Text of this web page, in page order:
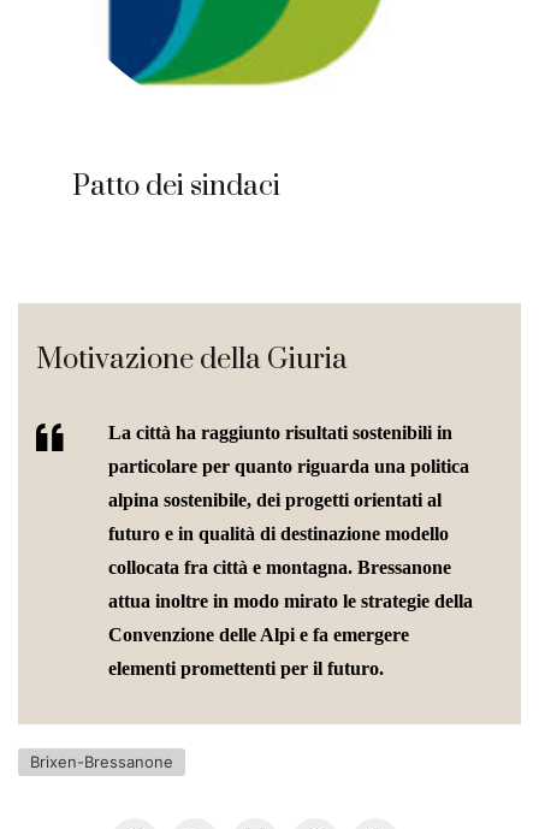
Patto dei sindaci
Motivazione della Giuria
La città ha raggiunto risultati sostenibili in
particolare per quanto riguarda una politica
alpina sostenibile, dei progetti orientati al
futuro e in qualità di destinazione modello
collocata fra città e montagna. Bressanone
attua inoltre in modo mirato le strategie della
Convenzione delle Alpi e fa emergere
elementi promettenti per il futuro.
Brixen-Bressanone